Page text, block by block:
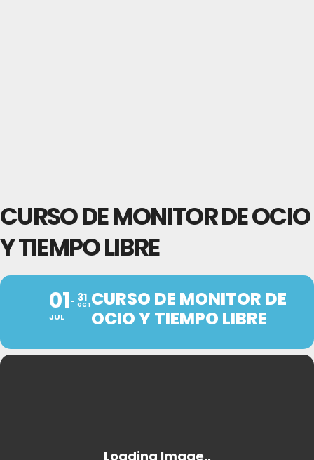
CURSO DE MONITOR DE OCIO
Y TIEMPO LIBRE
01
JUL
31
OCTCURSO DE MONITOR DE
OCIO Y TIEMPO LIBRE